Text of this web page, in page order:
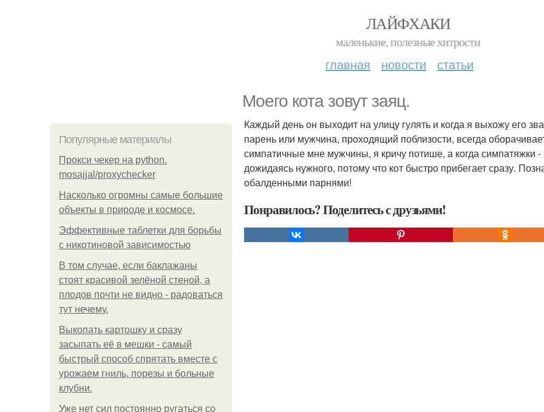
ЛАЙФХАКИ
маленькие, полезные хитрости
главная новости статьи
Моего кота зовут заяц.
Популярные материалы
Прокси чекер на python.
mosajjal/proxychecker
Насколько огромны самые большие
объекты в природе и космосе.
Эффективные таблетки для борьбы
с никотиновой зависимостью
В том случае, если баклажаны
стоят красивой зелёной стеной, а
плодов почти не видно - радоваться
тут нечему.
Выкопать картошку и сразу
засыпать её в мешки - самый
быстрый способ спрятать вместе с
урожаем гниль, порезы и больные
клубни.
Уже нет сил постоянно ругаться со
Каждый день он выходит на улицу гулять и когда я выхожу его
парень или мужчина, проходящий поблизости, всегда
симпатичные мне мужчины, я кричу потише, а когда
дожидаясь нужного, потому что кот быстро прибегает сразу.
обалденными парнями!
Понравилось? Поделитесь с друзьями!